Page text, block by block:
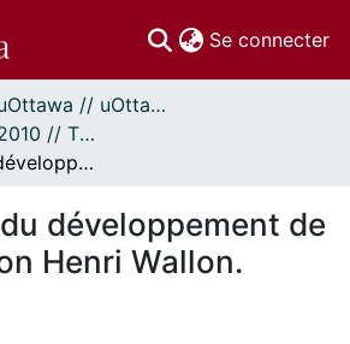
Se connecter
Thèses uOttawa // uOttawa Theses
Thèses, 1910 - 2010 // Theses, 1910 - 2010
Les stades du développement de l'enfant selon Henri Wallon.
développement de
Henri Wallon.